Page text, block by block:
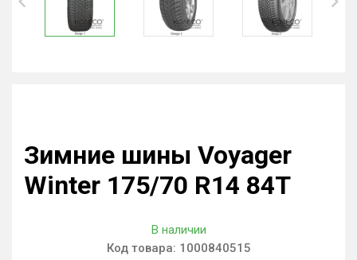
Зимние шины Voyager
Winter 175/70 R14 84T
В наличии
Код товара: 1000840515